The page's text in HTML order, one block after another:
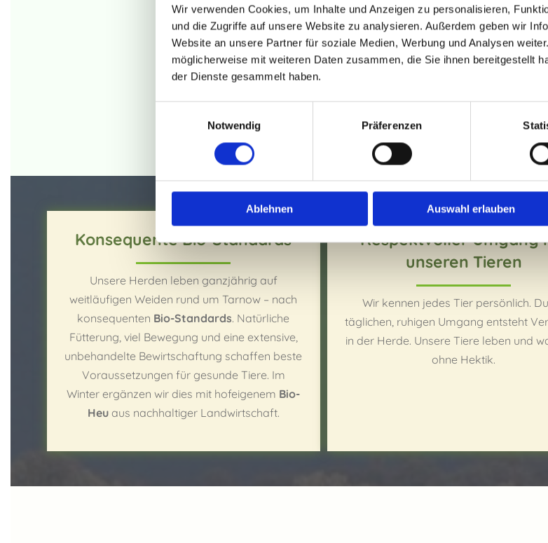
Wir verwenden Cookies, um Inhalte und Anzeigen zu personalisieren,
und die Zugriffe auf unsere Website zu analysieren. Außerdem geben wir
Website an unsere Partner für soziale Medien, Werbung und Analysen
möglicherweise mit weiteren Daten zusammen, die Sie ihnen bereitgestellt
der Dienste gesammelt haben.
Notwendig
Präferenzen
Ablehnen Auswahl erlauben
Tiefgekühlte Ware ist bei uns immer zur
Abhol/
Samstag 10:00 Uhr - 12:00
Konsequente Bio-Standards
Unsere Herden leben ganzjährig auf
weitläufigen Weiden rund um Tarnow – nach
konsequenten Bio-Standards. Natürliche
Fütterung, viel Bewegung und eine extensive,
unbehandelte Bewirtschaftung schaffen beste
Voraussetzungen für gesunde Tiere. Im
Winter ergänzen wir dies mit hofeigenem Bio-
Heuaus nachhaltiger Landwirtschaft.
Respektvoller Umgang
unseren Tieren
Wir kennen jedes Tier persönlich.
täglichen, ruhigen Umgang entsteht
in der Herde. Unsere Tiere leben und
ohne Hektik.